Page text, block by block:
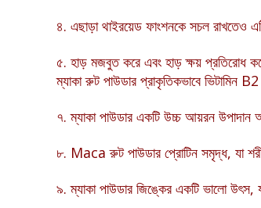
৪. এছাড়া থাইরয়েড ফাংশনকে সচল রাখতেও
৫. হাড় মজবুত করে এবং হাড় ক্ষয় প্রতিরোধ
ম্যাকা রুট পাউডার প্রাকৃতিকভাবে ভিটামিন
৭. ম্যাকা পাউডার একটি উচ্চ আয়রন উপাদান
৮. Maca রুট পাউডার প্রোটিন সমৃদ্ধ, যা
৯. ম্যাকা পাউডার জিঙ্কের একটি ভালো উৎস,